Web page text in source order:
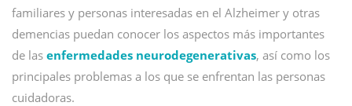
familiares y personas interesadas en el Alzheimer y otras
demencias puedan conocer los aspectos más importantes
de las enfermedades neurodegenerativas, así como los
principales problemas a los que se enfrentan las personas
cuidadoras.